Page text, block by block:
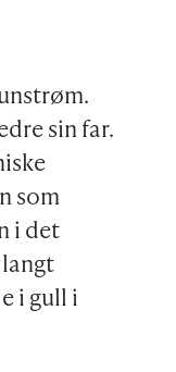
sin far.
som
i det
i gull i